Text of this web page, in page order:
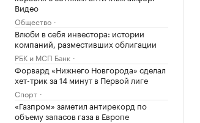
Видео
Общество
Влюби в себя инвестора: истории
компаний, разместивших облигации
РБК и МСП Банк
Форвард «Нижнего Новгорода» сделал
хет-трик за 14 минут в Первой лиге
Спорт
«Газпром» заметил антирекорд по
объему запасов газа в Европе